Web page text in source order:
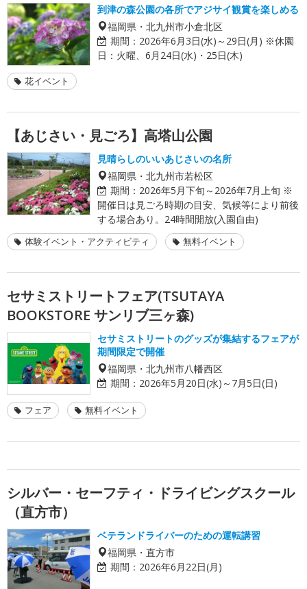
到津の森公園の各所でアジサイ観賞を楽しめる
福岡県・北九州市小倉北区
期間： 2026年6月3日(水)～29日(月) ※休園
日：火曜、6月24日(水)・25日(木)
花イベント
【あじさい・見ごろ】高塔山公園
見晴らしのいいあじさいの名所
福岡県・北九州市若松区
期間： 2026年5月下旬～2026年7月上旬 ※
開催日は見ごろ時期の目安、気候等により前後
する場合あり。24時間開放(入園自由)
体験イベント・アクティビティ 無料イベント
セサミストリートフェア(TSUTAYA
BOOKSTORE サンリブ三ヶ森)
セサミストリートのグッズが集結するフェアが
期間限定で開催
福岡県・北九州市八幡西区
期間： 2026年5月20日(水)～7月5日(日)
フェア 無料イベント
シルバー・セーフティ・ドライビングスクール
（直方市）
ベテランドライバーのための運転講習
福岡県・直方市
期間： 2026年6月22日(月)